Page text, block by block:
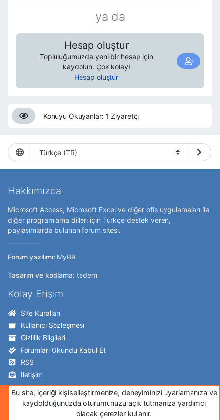
ya da
Hesap oluştur
Topluluğumuzda yeni bir hesap için
kaydolun. Çok kolay!
Hesap oluştur
Konuyu Okuyanlar: 1 Ziyaretçi
Hakkımızda
Microsoft Access, Microsoft Excel ve diğer ofis uygulamaları ile
diğer programlama dilleri için Türkçe destek veren,
paylaşımlarda bulunan forum sitesi.
Forum yazılımı: MyBB
Tasarım ve kodlama: tedem
Kolay Erişim
Site Kuralları
Kullanıcı Sözleşmesi
Gizlilik Bilgileri
Forumları Okundu Kabul Et
RSS
İletişim
Takip Edin!
Bu site, içeriği kişiselleştirmenize, deneyiminizi uyarlamanıza ve
kaydolduğunuzda oturumunuzu açık tutmanıza yardımcı
olacak çerezler kullanır.